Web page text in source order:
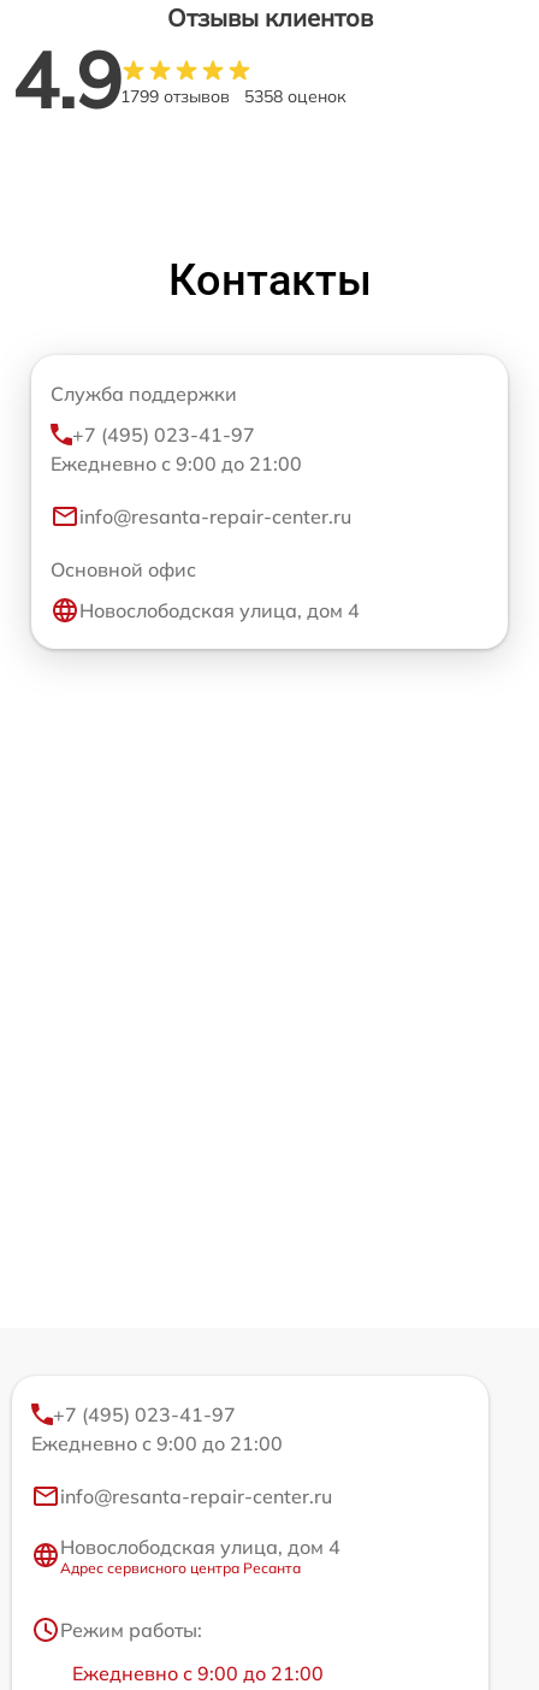
Отзывы клиентов
4.91799 отзывов 5358 оценок
Контакты
Служба поддержки
+7 (495) 023-41-97
Ежедневно с 9:00 до 21:00
info@resanta-repair-center.ru
Основной офис
Новослободская улица, дом 4
+7 (495) 023-41-97
Ежедневно с 9:00 до 21:00
info@resanta-repair-center.ru
Новослободская улица, дом 4
Адрес сервисного центра Ресанта
Режим работы:
Ежедневно с 9:00 до 21:00